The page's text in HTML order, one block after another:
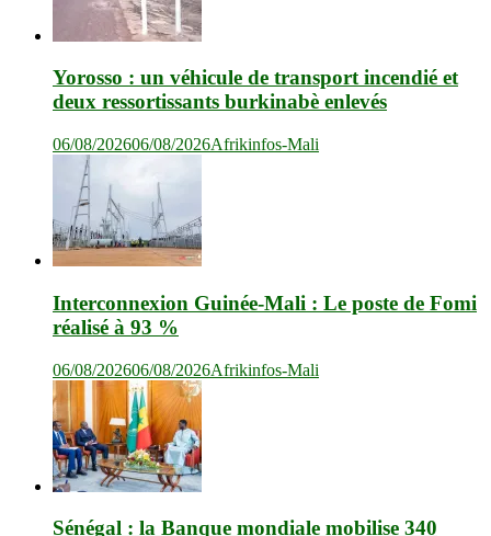
Yorosso : un véhicule de transport incendié et
deux ressortissants burkinabè enlevés
06/08/202606/08/2026Afrikinfos-Mali
Interconnexion Guinée-Mali : Le poste de Fomi
réalisé à 93 %
06/08/202606/08/2026Afrikinfos-Mali
Sénégal : la Banque mondiale mobilise 340